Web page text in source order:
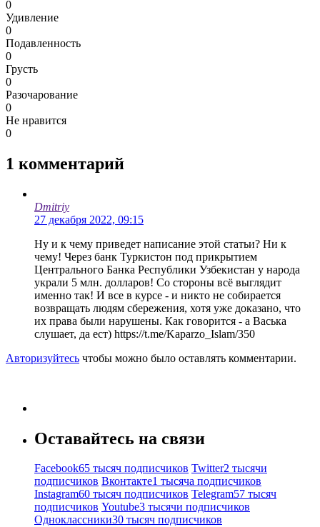
0
Удивление
0
Подавленность
0
Грусть
0
Разочарование
0
Не нравится
0
1 комментарий
Dmitriy
27 декабря 2022, 09:15
Ну и к чему приведет написание этой статьи? Ни к
чему! Через банк Туркистон под прикрытием
Центрального Банка Республики Узбекистан у народа
украли 5 млн. долларов! Со стороны всё выглядит
именно так! И все в курсе - и никто не собирается
возвращать людям сбережения, хотя уже доказано, что
их права были нарушены. Как говорится - а Васька
слушает, да ест) https://t.me/Kaparzo_Islam/350
Авторизуйтесь чтобы можно было оставлять комментарии.
Оставайтесь на связи
Facebook65 тысяч подписчиков Twitter2 тысячи
подписчиков Вконтакте1 тысяча подписчиков
Instagram60 тысяч подписчиков Telegram57 тысяч
подписчиков Youtube3 тысячи подписчиков
Одноклассники30 тысяч подписчиков